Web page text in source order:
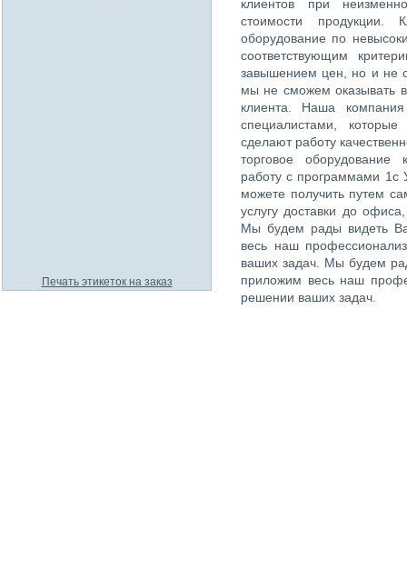
клиентов при
стоимости продукции.
оборудование по
соответствующим
завышением цен, но и не
мы не сможем оказывать
клиента. Наша компания
специалистами,
сделают работу
торговое оборудование
работу с программами 1с
можете получить путем
услугу доставки до
Мы будем рады видеть
весь наш
ваших задач. Мы будем
приложим весь наш
решении ваших задач.
Печать этикеток на заказ